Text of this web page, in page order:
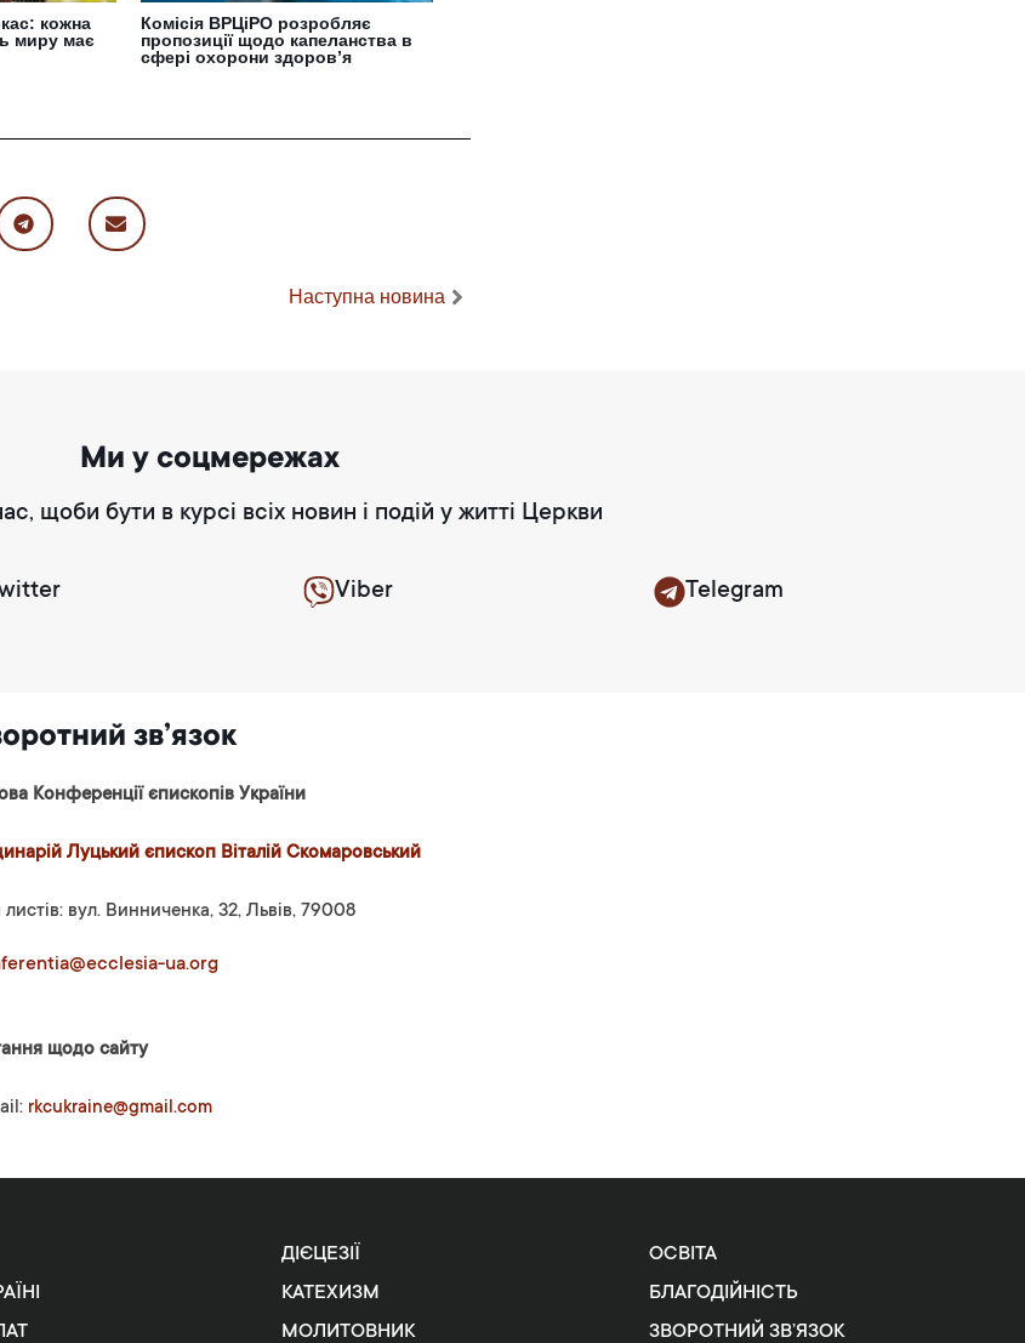
кожна
миру має
Комісія ВРЦіРО розробляє
пропозиції щодо капеланства в
сфері охорони здоров’я
Наступна новина
Ми у соцмережах
щоби бути в курсі всіх новин і подій у житті Церкви
Viber Telegram
зв’язок
Конференції єпископів України
Луцький єпископ Віталій Скомаровський
вул. Винниченка, 32, Львів, 79008
ua.org
щодо сайту
rkcukraine@gmail.com
ДІЄЦЕЗІЇ
КАТЕХИЗМ
МОЛИТОВНИК
ОСВІТА
БЛАГОДІЙНІСТЬ
ЗВОРОТНИЙ ЗВ’ЯЗОК